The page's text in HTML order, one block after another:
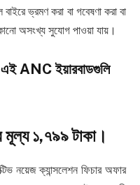
ভ্রমণ করা বা গবেষণা করা বা
অসংখ্য সুযোগ পাওয়া যায়।
এই ANC ইয়ারবাডগুলি
১,৭৯৯ টাকা।
নয়েজ ক্যান্সলেশন ফিচার অফার